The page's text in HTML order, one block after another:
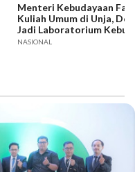
Menteri Kebudayaan
Kuliah Umum di Unja,
Jadi Laboratorium
NASIONAL